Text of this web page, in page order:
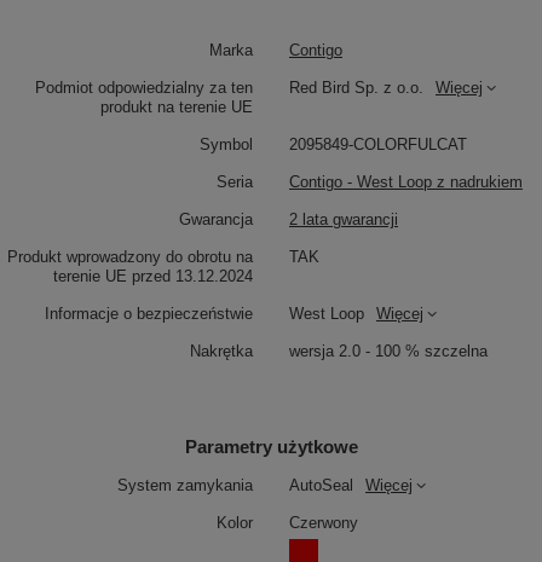
Marka Contigo
Podmiot odpowiedzialny za ten
produkt na terenie UE
Red Bird Sp. z o.o. Więcej
Symbol 2095849-COLORFULCAT
Seria Contigo - West Loop z nadrukiem
Gwarancja 2 lata gwarancji
Produkt wprowadzony do obrotu na
terenie UE przed 13.12.2024
TAK
Informacje o bezpieczeństwie West Loop Więcej
Nakrętka wersja 2.0 - 100 % szczelna
Parametry użytkowe
System zamykania AutoSeal Więcej
Kolor Czerwony